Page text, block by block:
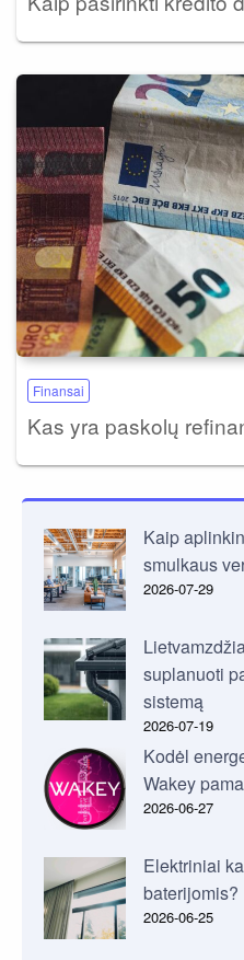
Finansai
Kas yra paskolų
Kaip
smulkaus
2026-07-29
suplanuoti
sistemą
2026-07-19
Kodėl
Wakey
2026-06-27
Elektriniai
baterijomis?
2026-06-25